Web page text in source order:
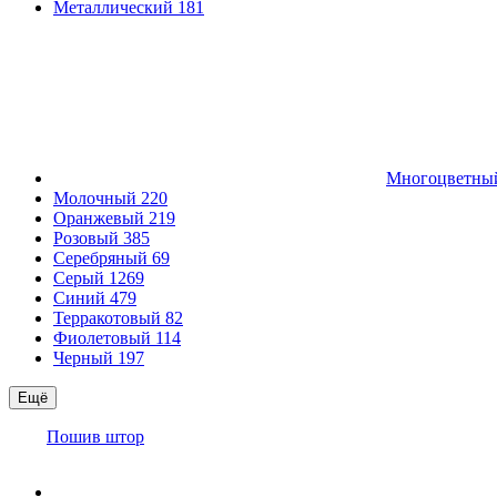
Металлический 181
Молочный 220
Оранжевый 219
Розовый 385
Серебряный 69
Серый 1269
Синий 479
Терракотовый 82
Фиолетовый 114
Черный 197
Ещё
Пошив штор